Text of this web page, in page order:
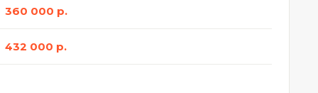
360 000 р.
432 000 р.